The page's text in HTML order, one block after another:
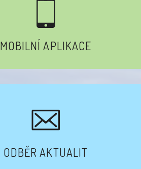
MOBILNÍ APLIKACE
ODBĚR AKTUALIT